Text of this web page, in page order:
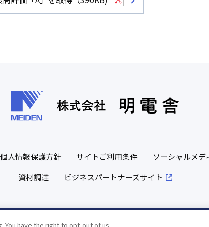
個人情報保護方針 サイトご利用条件
ソーシャルメデ
資材調達
ビジネスパートナーズサイト